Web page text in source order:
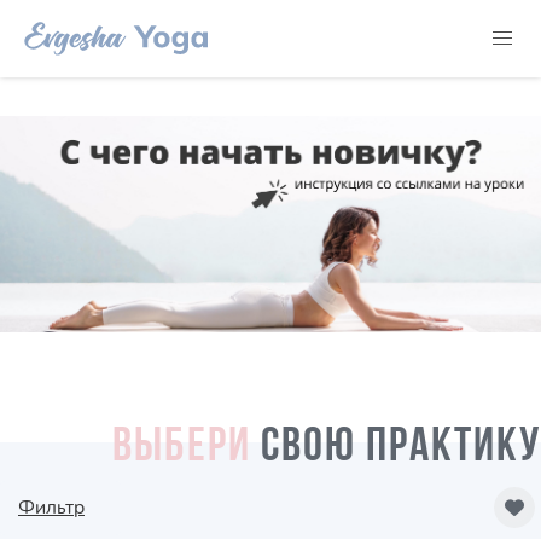
ВЫБЕРИ СВОЮ ПРАКТИКУ
Фильтр